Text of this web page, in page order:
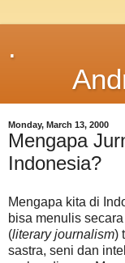
.
Monday, March 13, 2000
Mengapa
Indonesia?
Mengapa kita di
bisa menulis
(literary journalism)
sastra, seni dan